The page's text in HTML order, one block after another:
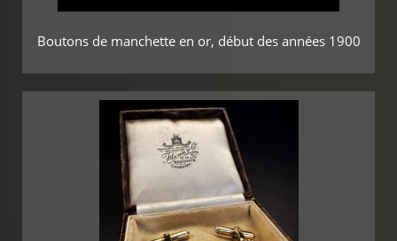
Boutons de manchette en or, début des années 1900